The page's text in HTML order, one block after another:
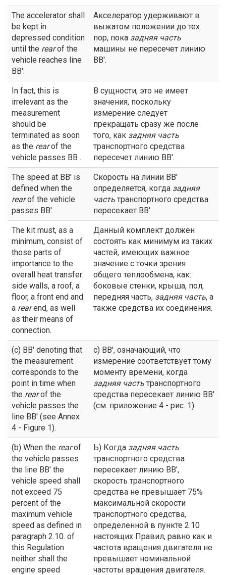
The accelerator shall
be kept in
depressed condition
until the rearof the
vehicle reaches line
BB'.
Акселератор удерживают в
выжатом положении до тех
пор, пока задняя часть
машины не пересечет линию
ВВ'.
In fact, this is
irrelevant as the
measurement
should be
terminated as soon
as the rearof the
vehicle passes BB .
В сущности, это не имеет
значения, поскольку
измерение следует
прекращать сразу же после
того, как задняя часть
транспортного средства
пересечет линию ВВ'.
The speed at BB' is
defined when the
rearof the vehicle
passes BB'.
Скорость на линии ВВ'
определяется, когда задняя
часть транспортного средства
пересекает ВВ'.
The kit must, as a
minimum, consist of
those parts of
importance to the
overall heat transfer:
side walls, a roof, a
floor, a front end and
a rearend, as well
as their means of
connection.
Данный комплект должен
состоять как минимум из таких
частей, имеющих важное
значение с точки зрения
общего теплообмена, как:
боковые стенки, крыша, пол,
передняя часть, задняя часть, а
также средства их соединения.
(c) BB' denoting that
the measurement
corresponds to the
point in time when
the rearof the
vehicle passes the
line BB' (see Annex
4 - Figure 1).
с) ВВ', означающий, что
измерение соответствует тому
моменту времени, когда
задняя часть транспортного
средства пересекает линию ВВ'
(см. приложение 4 - рис. 1).
(b) When the rearof
the vehicle passes
the line BB' the
vehicle speed shall
not exceed 75
percent of the
maximum vehicle
speed as defined in
paragraph 2.10. of
this Regulation
neither shall the
engine speed
Ь) Когда задняя часть
транспортного средства
пересекает линию ВВ',
скорость транспортного
средства не превышает 75%
максимальной скорости
транспортного средства,
определенной в пункте 2.10
настоящих Правил, равно как и
частота вращения двигателя не
превышает номинальной
частоты вращения двигателя.